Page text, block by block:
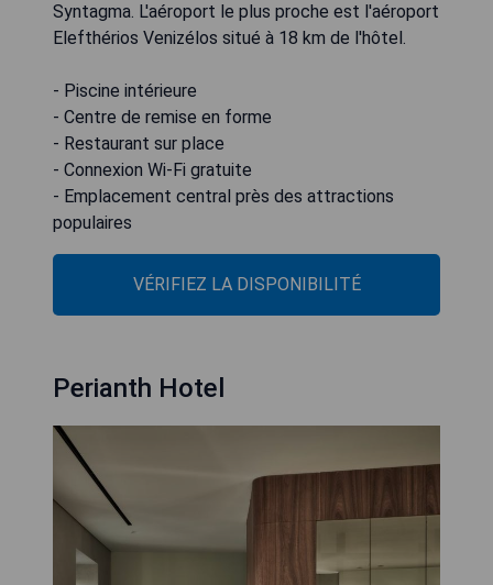
Syntagma. L'aéroport le plus proche est l'aéroport
Elefthérios Venizélos situé à 18 km de l'hôtel.
- Piscine intérieure
- Centre de remise en forme
- Restaurant sur place
- Connexion Wi-Fi gratuite
- Emplacement central près des attractions
populaires
VÉRIFIEZ LA DISPONIBILITÉ
Perianth Hotel